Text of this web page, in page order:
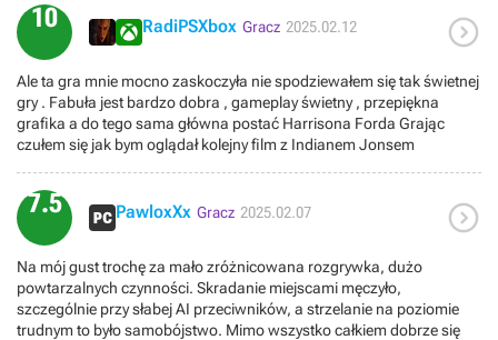
10 RadiPSXbox Gracz 2025.02.12 
Ale ta gra mnie mocno zaskoczyła nie spodziewałem się tak świetnej
gry . Fabuła jest bardzo dobra , gameplay świetny , przepiękna
grafika a do tego sama główna postać Harrisona Forda Grając
czułem się jak bym oglądał kolejny film z Indianem Jonsem
7.5 PawloxXx Gracz 2025.02.07 
Na mój gust trochę za mało zróżnicowana rozgrywka, dużo
powtarzalnych czynności. Skradanie miejscami męczyło,
szczególnie przy słabej AI przeciwników, a strzelanie na poziomie
trudnym to było samobójstwo. Mimo wszystko całkiem dobrze się